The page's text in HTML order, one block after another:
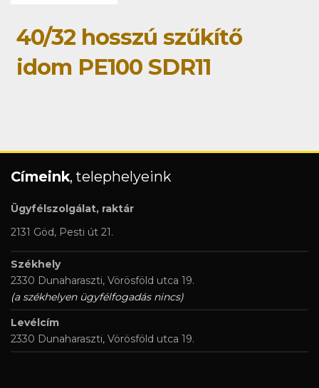
40/32 hosszú szűkítő
idom PE100 SDR11
Címeink, telephelyeink
Ügyfélszolgálat, raktár
2131 Göd, Pesti út 21.
Székhely
2330 Dunaharaszti, Vörösföld utca 19.
(a székhelyen ügyfélfogadás nincs)
Levélcím
2330 Dunaharaszti, Vörösföld utca 19.